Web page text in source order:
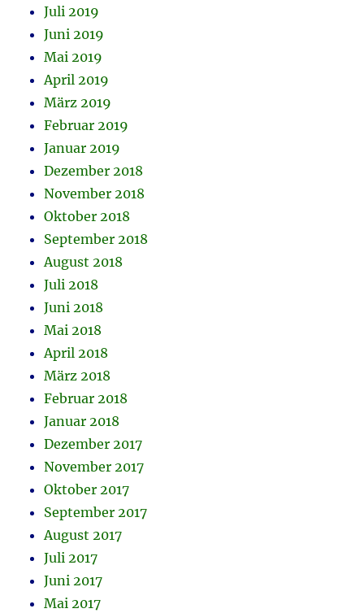
Juli 2019
Juni 2019
Mai 2019
April 2019
März 2019
Februar 2019
Januar 2019
Dezember 2018
November 2018
Oktober 2018
September 2018
August 2018
Juli 2018
Juni 2018
Mai 2018
April 2018
März 2018
Februar 2018
Januar 2018
Dezember 2017
November 2017
Oktober 2017
September 2017
August 2017
Juli 2017
Juni 2017
Mai 2017